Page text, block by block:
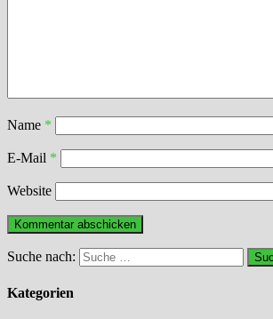
Name *
E-Mail *
Website
Suche nach:
Kategorien